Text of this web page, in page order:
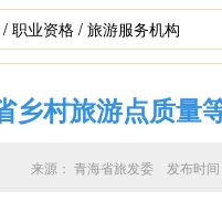
/ 职业资格 / 旅游服务机构
乡村旅游点质量
来源： 青海省旅发委 发布时间